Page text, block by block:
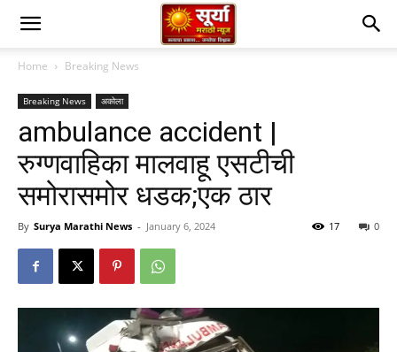
Home Breaking News
Breaking News अकोला
ambulance accident |
रुग्णवाहिका मालवाहू एसटीची
समोरासमोर धडक;एक ठार
By Surya Marathi News - January 6, 2024 0
17